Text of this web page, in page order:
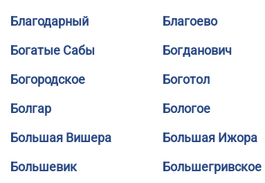
Благодарный Благоево
Богатые Сабы Богданович
Богородское Боготол
Болгар Бологое
Большая Вишера Большая Ижора
Большевик Большегривское